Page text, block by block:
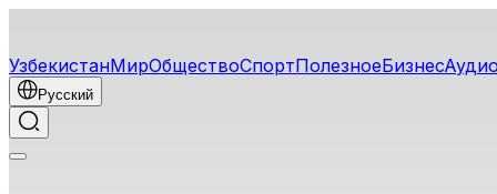
УзбекистанМирОбществоСпортПолезноеБизнес
Русский